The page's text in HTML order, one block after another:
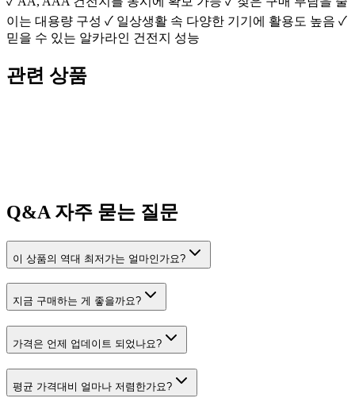
이는 대용량 구성 ✓ 일상생활 속 다양한 기기에 활용도 높음 ✓
믿을 수 있는 알카라인 건전지 성능
관련 상품
Q&A 자주 묻는 질문
이 상품의 역대 최저가는 얼마인가요?
지금 구매하는 게 좋을까요?
가격은 언제 업데이트 되었나요?
평균 가격대비 얼마나 저렴한가요?